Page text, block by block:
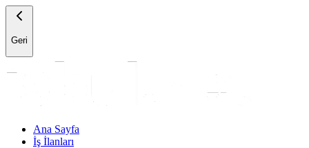
Geri
Ana Sayfa
İş İlanları